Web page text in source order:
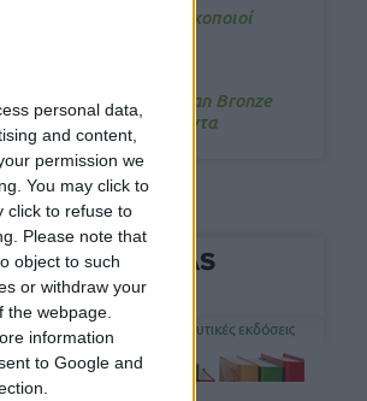
personal data,
and content,
permission we
You may click to
click to refuse to
Please note that
object to such
or withdraw your
webpage.
information
to Google and
θρανία ξανά οι φαρμακοποιοί
Η συλλογή Aegean Bronze
δύο νέα προϊόντα